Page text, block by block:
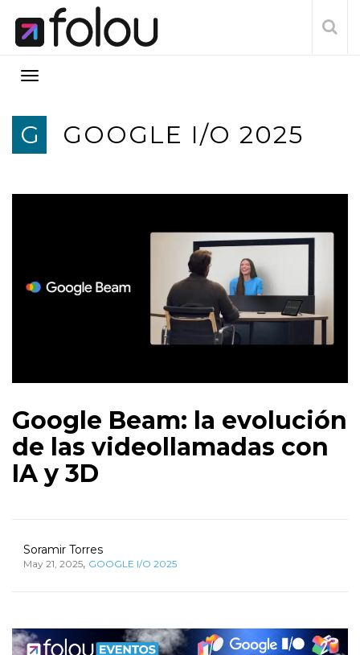
G GOOGLE I/O 2025
Google Beam: la evolución
de las videollamadas con
IA y 3D
Soramir Torres
May 21, 2025, GOOGLE I/O 2025